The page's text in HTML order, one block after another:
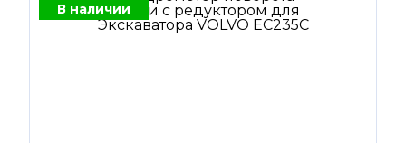
В наличии